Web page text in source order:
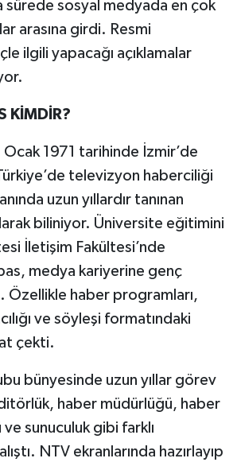
sürede sosyal medyada en çok
arasına girdi. Resmi
ilgili yapacağı açıklamalar
KİMDİR?
1971 tarihinde İzmir’de
televizyon haberciliği
uzun yıllardır tanınan
biliniyor. Üniversite eğitimini
İletişim Fakültesi’nde
medya kariyerine genç
Özellikle haber programları,
ve söyleşi formatındaki
çekti.
bünyesinde uzun yıllar görev
haber müdürlüğü, haber
sunuculuk gibi farklı
NTV ekranlarında hazırlayıp